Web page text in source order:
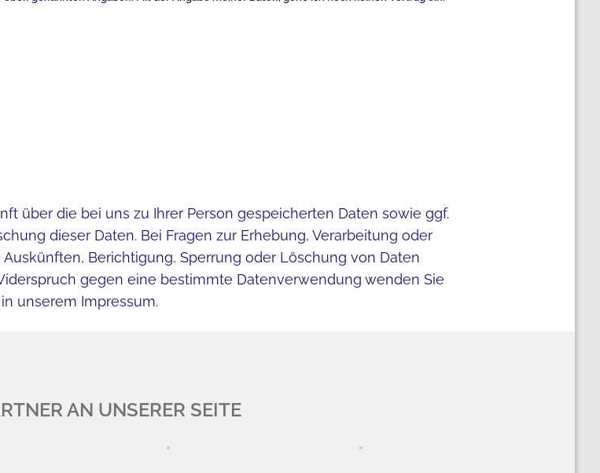
über die bei uns zu Ihrer Person gespeicherten Daten sowie ggf.
dieser Daten. Bei Fragen zur Erhebung, Verarbeitung oder
Berichtigung, Sperrung oder Löschung von Daten
gegen eine bestimmte Datenverwendung wenden Sie
unserem Impressum.
AN UNSERER SEITE